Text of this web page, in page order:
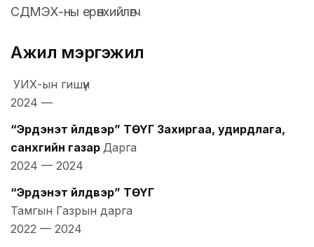
СДМЭХ-ны ерөнхийлөгч
Ажил мэргэжил
УИХ-ын гишүүн
2024 —
“Эрдэнэт үйлдвэр” ТӨҮГ Захиргаа, удирдлага,
санхүүгийн газар Дарга
2024 — 2024
“Эрдэнэт үйлдвэр” ТӨҮГ
Тамгын Газрын дарга
2022 — 2024